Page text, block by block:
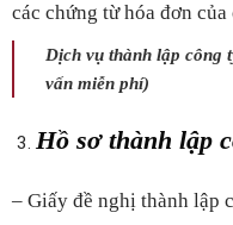
các chứng từ hóa đơn của
Dịch vụ thành lập công
vấn miễn phí)
Hồ sơ thành lập
– Giấy đề nghị thành lập